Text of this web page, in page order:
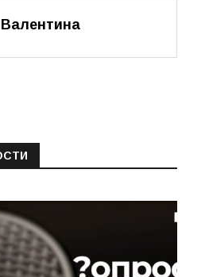
Валентина